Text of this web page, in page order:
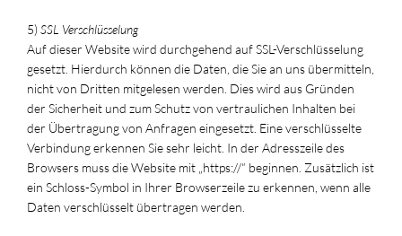
5) SSL Verschlüsselung
Auf dieser Website wird durchgehend auf SSL-Verschlüsselung
gesetzt. Hierdurch können die Daten, die Sie an uns übermitteln,
nicht von Dritten mitgelesen werden. Dies wird aus Gründen
der Sicherheit und zum Schutz von vertraulichen Inhalten bei
der Übertragung von Anfragen eingesetzt. Eine verschlüsselte
Verbindung erkennen Sie sehr leicht. In der Adresszeile des
Browsers muss die Website mit „https://“ beginnen. Zusätzlich ist
ein Schloss-Symbol in Ihrer Browserzeile zu erkennen, wenn alle
Daten verschlüsselt übertragen werden.